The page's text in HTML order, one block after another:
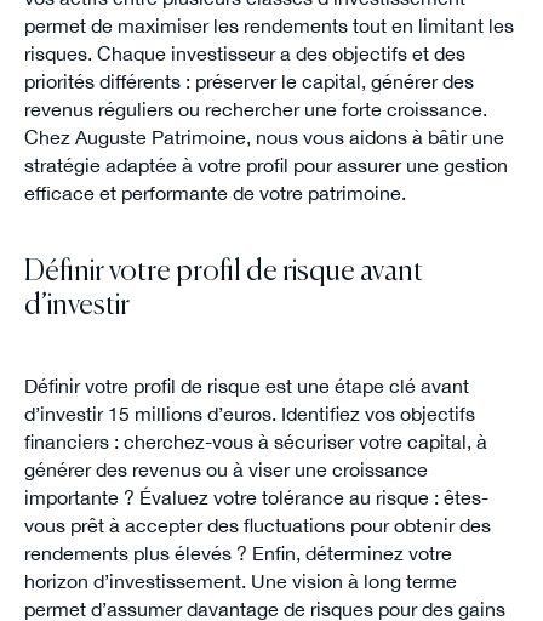
permet de maximiser les rendements tout en limitant les
risques. Chaque investisseur a des objectifs et des
priorités différents : préserver le capital, générer des
revenus réguliers ou rechercher une forte croissance.
Chez Auguste Patrimoine, nous vous aidons à bâtir une
stratégie adaptée à votre profil pour assurer une gestion
efficace et performante de votre patrimoine.
Définir votre profil de risque avant
d’investir
Définir votre profil de risque est une étape clé avant
d’investir 15 millions d’euros. Identifiez vos objectifs
financiers : cherchez-vous à sécuriser votre capital, à
générer des revenus ou à viser une croissance
importante ? Évaluez votre tolérance au risque : êtes-
vous prêt à accepter des fluctuations pour obtenir des
rendements plus élevés ? Enfin, déterminez votre
horizon d’investissement. Une vision à long terme
permet d’assumer davantage de risques pour des gains